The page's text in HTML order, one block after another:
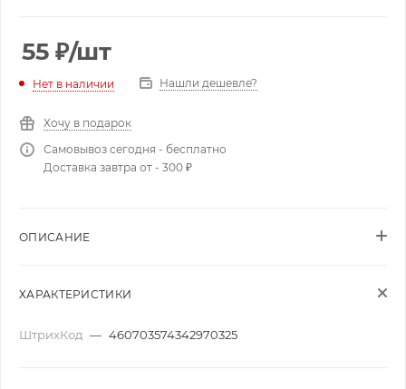
55 ₽/шт
Нет в наличии Нашли дешевле?
Хочу в подарок
Самовывоз сегодня - бесплатно
Доставка завтра от - 300 ₽
ОПИСАНИЕ
ХАРАКТЕРИСТИКИ
ШтрихКод — 460703574342970325